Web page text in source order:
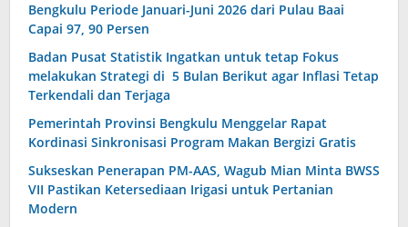
Bengkulu Periode Januari-Juni 2026 dari Pulau Baai
Capai 97, 90 Persen
Badan Pusat Statistik Ingatkan untuk tetap Fokus
melakukan Strategi di 5 Bulan Berikut agar Inflasi Tetap
Terkendali dan Terjaga
Pemerintah Provinsi Bengkulu Menggelar Rapat
Kordinasi Sinkronisasi Program Makan Bergizi Gratis
Sukseskan Penerapan PM-AAS, Wagub Mian Minta BWSS
VII Pastikan Ketersediaan Irigasi untuk Pertanian
Modern